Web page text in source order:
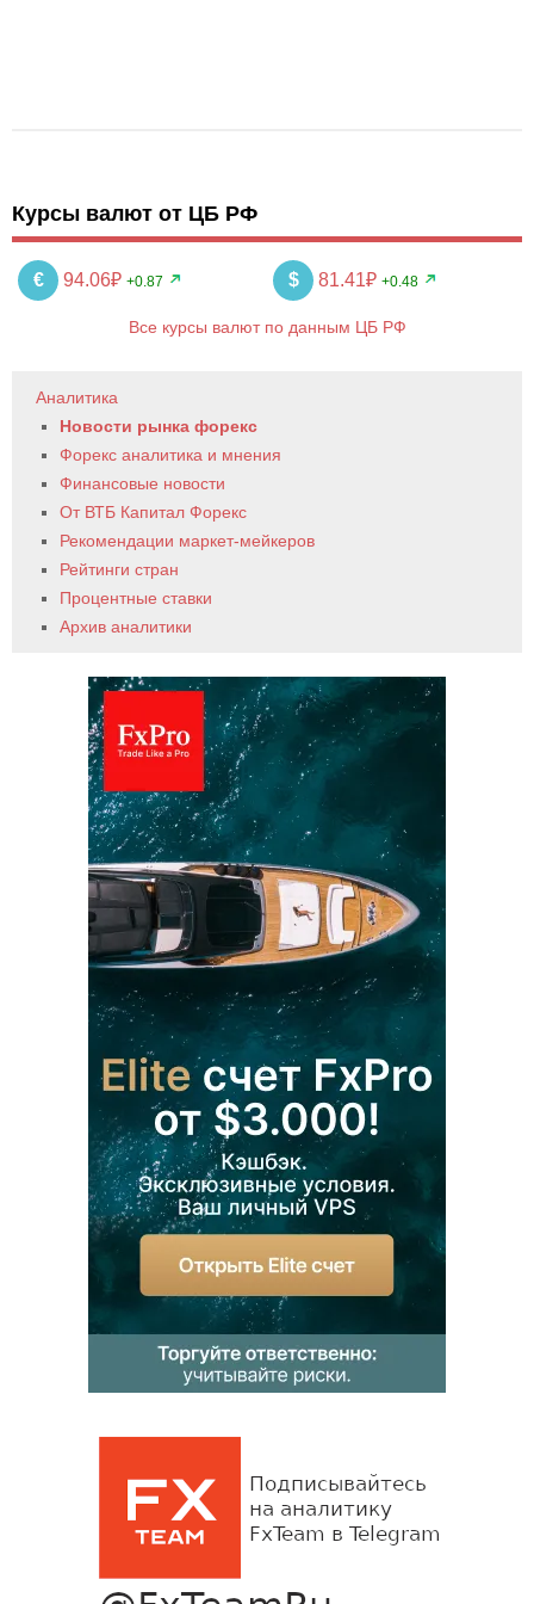
Курсы валют от ЦБ РФ
€ 94.06₽ +0.87 $ 81.41₽ +0.48
Все курсы валют по данным ЦБ РФ
Аналитика
Новости рынка форекс
Форекс аналитика и мнения
Финансовые новости
От ВТБ Капитал Форекс
Рекомендации маркет-мейкеров
Рейтинги стран
Процентные ставки
Архив аналитики